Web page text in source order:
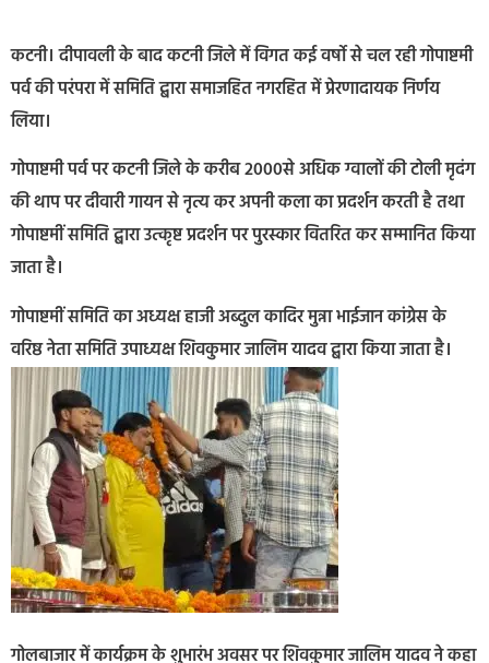
कटनी। दीपावली के बाद कटनी जिले में विगत कई वर्षो से चल रही गोपाष्टमी
पर्व की परंपरा में समिति द्बारा समाजहित नगरहित में प्रेरणादायक निर्णय
लिया।
गोपाष्टमी पर्व पर कटनी जिले के करीब 2000से अधिक ग्वालों की टोली मृदंग
की थाप पर दीवारी गायन से नृत्य कर अपनी कला का प्रदर्शन करती है तथा
गोपाष्टमीं समिति द्बारा उत्कृष्ट प्रदर्शन पर पुरस्कार वितरित कर सम्मानित किया
जाता है।
गोपाष्टमीं समिति का अध्यक्ष हाजी अब्दुल कादिर मुन्ना भाईजान कांग्रेस के
वरिष्ठ नेता समिति उपाध्यक्ष शिवकुमार जालिम यादव द्बारा किया जाता है।
गोलबाजार में कार्यक्रम के शुभारंभ अवसर पर शिवकुमार जालिम यादव ने कहा